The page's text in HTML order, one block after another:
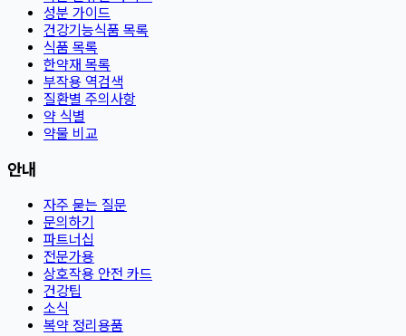
성분 가이드
건강기능식품 목록
식품 목록
한약재 목록
부작용 역검색
질환별 주의사항
약 식별
약물 비교
안내
자주 묻는 질문
문의하기
파트너십
전문가용
상호작용 안전 카드
건강팁
소식
복약 정리용품